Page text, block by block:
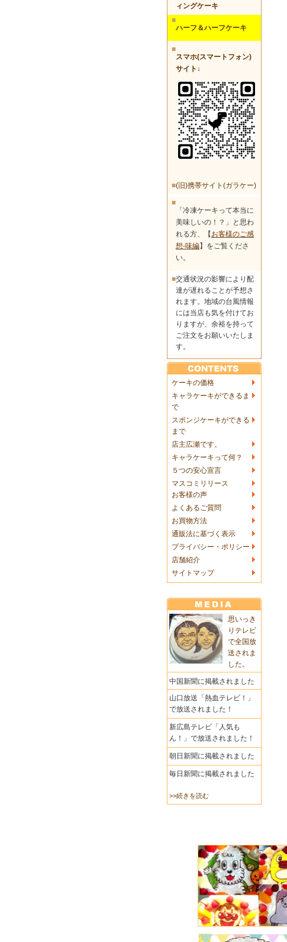
ィングケーキ
■
ハーフ＆ハーフケーキ
■
スマホ(スマートフォン)
サイト↓
■(旧)携帯サイト(ガラケー)
■
「冷凍ケーキって本当に
美味しいの！？」と思わ
れる方、【 お客様のご感
想-味編】をご覧くださ
い。
■交通状況の影響により配
達が遅れることが予想さ
れます。地域の台風情報
には当店も気を付けてお
りますが、余裕を持って
ご注文をお願いいたしま
す。
ケーキの価格
キャラケーキができるま
で
スポンジケーキができる
まで
店主広瀬です。
キャラケーキって何？
５つの安心宣言
マスコミリリース
お客様の声
よくあるご質問
お買物方法
通販法に基づく表示
プライバシー・ポリシー
店舗紹介
サイトマップ
思いっき
りテレビ
で全国放
送されま
した。
中国新聞に掲載されました
山口放送「熱血テレビ！」
で放送されました！
新広島テレビ「人気も
ん！」で放送されました！
朝日新聞に掲載されました
毎日新聞に掲載されました
>>続きを読む